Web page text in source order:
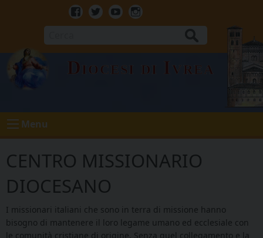
Facebook
TwitterYoutubeInstagram
Diocesi di Ivrea
Menu
CENTRO MISSIONARIO
DIOCESANO
I missionari italiani che sono in terra di missione hanno
bisogno di mantenere il loro legame umano ed ecclesiale con
le comunità cristiane di origine. Senza quel collegamento e la